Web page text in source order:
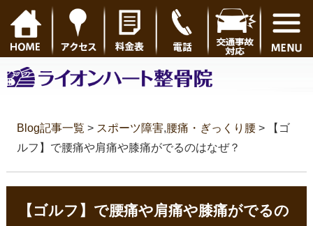
Blog記事一覧 > スポーツ障害,腰痛・ぎっくり腰> 【ゴ
ルフ】で腰痛や肩痛や膝痛がでるのはなぜ？
【ゴルフ】で腰痛や肩痛や膝痛がでるの